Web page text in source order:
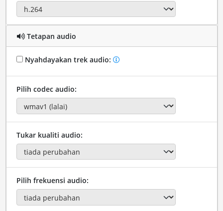
Tetapan audio
Nyahdayakan trek audio:
Pilih codec audio:
Tukar kualiti audio:
Pilih frekuensi audio: